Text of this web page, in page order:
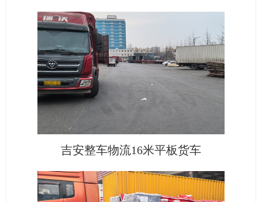
吉安整车物流16米平板货车